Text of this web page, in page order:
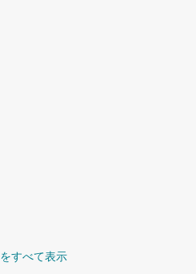
すべて表示